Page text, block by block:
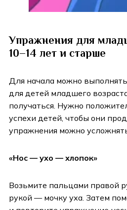
Упражнения для
10–14 лет и старше
Для начала можно
для детей младшего
получаться. Нужно
успехи детей, чтобы они
упражнения можно
«Нос — ухо — хлопок»
Возьмите пальцами правой
рукой — мочку уха. Затем